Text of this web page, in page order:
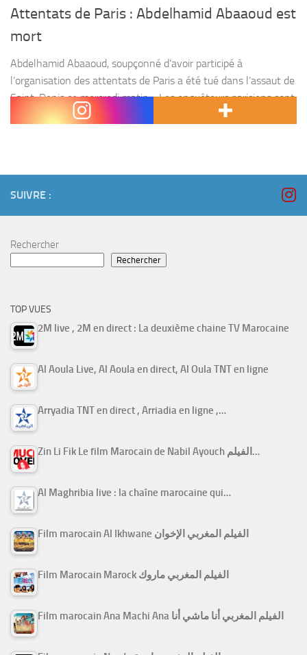
Attentats de Paris : Abdelhamid Abaaoud est
mort
Abdelhamid Abaaoud, soupçonné d’avoir participé à
l’organisation des attentats de Paris a été tué dans l’assaut de
Saint-Denis ce mercredi matin. Les enquêteurs parisiens sont
formels : le corps d’Abdelhamid Abaaoud a été identifié...
SUIVRE :
Rechercher
Rechercher
TOP VUES
2M live , 2M en direct : La deuxième chaine TV Marocaine
Al Aoula Live, Al Aoula en direct, Al Oula TNT en ligne
Arryadia TNT en direct , Arriadia en ligne ,…
Zin Li Fik Le film Marocain de Nabil Ayouch الفيلم…
Al Maghribia live : la chaîne marocaine qui…
Film marocain Al Ikhwane الفيلم المغربي الإخوان
Film Marocain Marock الفيلم المغربي ماروك
Film marocain Ana Machi Ana الفيلم المغربي أنا ماشي أنا